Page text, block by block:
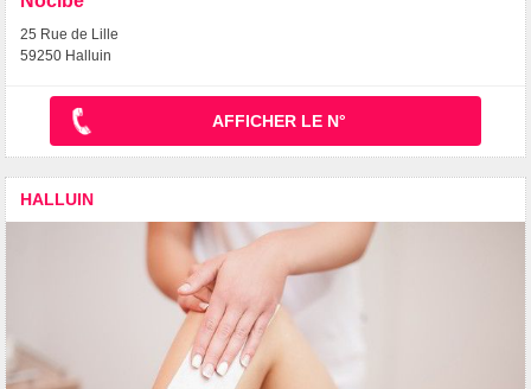
25 Rue de Lille
59250 Halluin
AFFICHER LE N°
HALLUIN